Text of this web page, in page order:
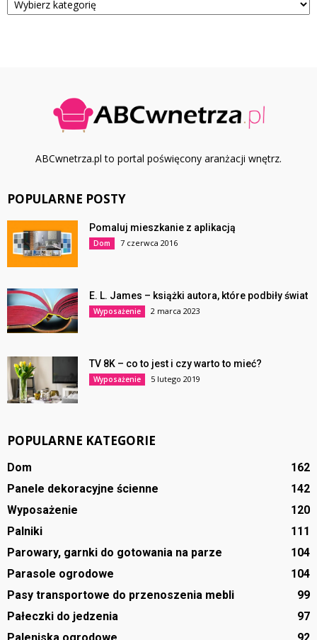
ABCwnetrza.pl to portal poświęcony aranżacji wnętrz.
POPULARNE POSTY
Pomaluj mieszkanie z aplikacją
Dom 7 czerwca 2016
E. L. James – książki autora, które podbiły świat
Wyposażenie 2 marca 2023
TV 8K – co to jest i czy warto to mieć?
Wyposażenie 5 lutego 2019
POPULARNE KATEGORIE
Dom
162
Panele dekoracyjne ścienne
142
Wyposażenie
120
Palniki
111
Parowary, garnki do gotowania na parze
104
Parasole ogrodowe
104
Pasy transportowe do przenoszenia mebli
99
Pałeczki do jedzenia
97
Paleniska ogrodowe
92